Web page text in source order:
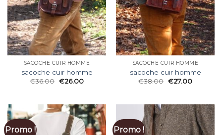
SACOCHE CUIR HOMME
sacoche cuir homme
€36.00 €26.00
SACOCHE CUIR HOMME
sacoche cuir homme
€38.00 €27.00
Promo ! Promo !